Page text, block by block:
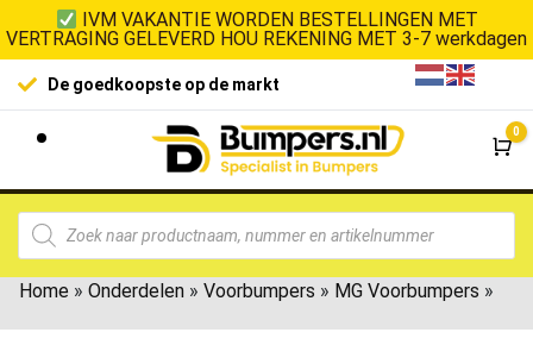
IVM VAKANTIE WORDEN BESTELLINGEN MET
VERTRAGING GELEVERD HOU REKENING MET 3-7 werkdagen
De goedkoopste op de markt
0
Home » Onderdelen » Voorbumpers » MG Voorbumpers »